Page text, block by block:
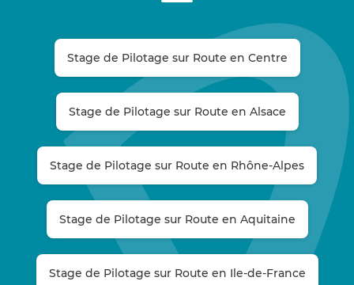
Stage de Pilotage sur Route en Centre
Stage de Pilotage sur Route en Alsace
Stage de Pilotage sur Route en Rhône-Alpes
Stage de Pilotage sur Route en Aquitaine
Stage de Pilotage sur Route en Ile-de-France